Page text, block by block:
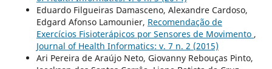
Eduardo Filgueiras Damasceno, Alexandre Cardoso,
Edgard Afonso Lamounier, Recomendação de
Exercícios Fisioterápicos por Sensores de Movimento ,
Journal of Health Informatics: v. 7 n. 2 (2015)
Ari Pereira de Araújo Neto, Giovanny Rebouças Pinto,